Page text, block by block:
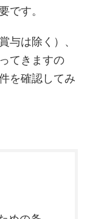
です。
与は除く）、
てきますの
を確認してみ